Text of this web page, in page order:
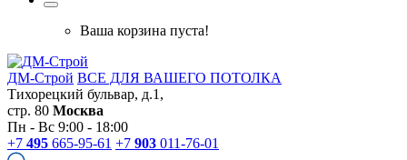
Ваша корзина пуста!
ДМ-Строй ВСЕ ДЛЯ ВАШЕГО ПОТОЛКА
Тихорецкий бульвар, д.1,
стр. 80 Москва
Пн - Вс 9:00 - 18:00
+7 495 665-95-61 +7 903 011-76-01